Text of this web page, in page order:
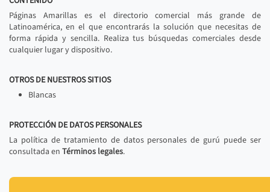
Páginas Amarillas es el directorio comercial más grande de
Latinoamérica, en el que encontrarás la solución que necesitas de
forma rápida y sencilla. Realiza tus búsquedas comerciales desde
cualquier lugar y dispositivo.
OTROS DE NUESTROS SITIOS
Blancas
PROTECCIÓN DE DATOS PERSONALES
La política de tratamiento de datos personales de gurú puede ser
consultada en Términos legales.